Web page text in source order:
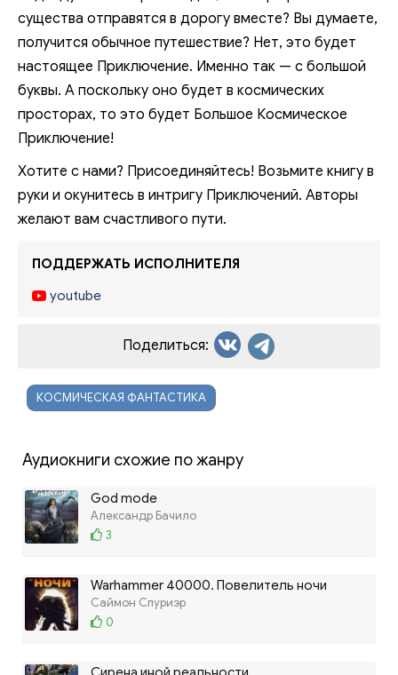
существа отправятся в дорогу вместе? Вы думаете,
получится обычное путешествие? Нет, это будет
настоящее Приключение. Именно так — с большой
буквы. А поскольку оно будет в космических
просторах, то это будет Большое Космическое
Приключение!
Хотите с нами? Присоединяйтесь! Возьмите книгу в
руки и окунитесь в интригу Приключений. Авторы
желают вам счастливого пути.
ПОДДЕРЖАТЬ ИСПОЛНИТЕЛЯ
youtube
Поделиться:
КОСМИЧЕСКАЯ ФАНТАСТИКА
Аудиокниги схожие по жанру
God mode
Александр Бачило
3
Warhammer 40000. Повелитель ночи
Саймон Спуриэр
0